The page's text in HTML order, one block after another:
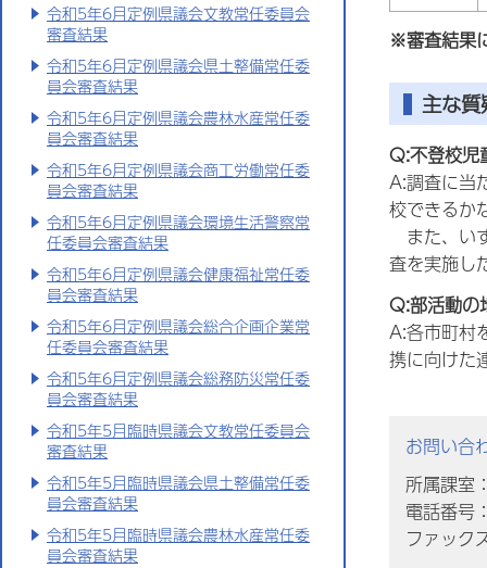
令和5年6月定例県議会文教常任委員会
審査結果
令和5年6月定例県議会県土整備常任委
員会審査結果
令和5年6月定例県議会農林水産常任委
員会審査結果
令和5年6月定例県議会商工労働常任委
員会審査結果
令和5年6月定例県議会環境生活警察常
任委員会審査結果
令和5年6月定例県議会健康福祉常任委
員会審査結果
令和5年6月定例県議会総合企画企業常
任委員会審査結果
令和5年6月定例県議会総務防災常任委
員会審査結果
令和5年5月臨時県議会文教常任委員会
審査結果
令和5年5月臨時県議会県土整備常任委
員会審査結果
令和5年5月臨時県議会農林水産常任委
員会審査結果
※審査結果
主な
Q:不登校児
A:調査に当
校できるか
また、い
査を実施し
Q:部活動の
A:各市町村
携に向けた
お問い合
所属課室
電話番
ファッ